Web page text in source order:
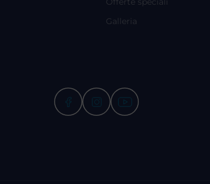
Galleria